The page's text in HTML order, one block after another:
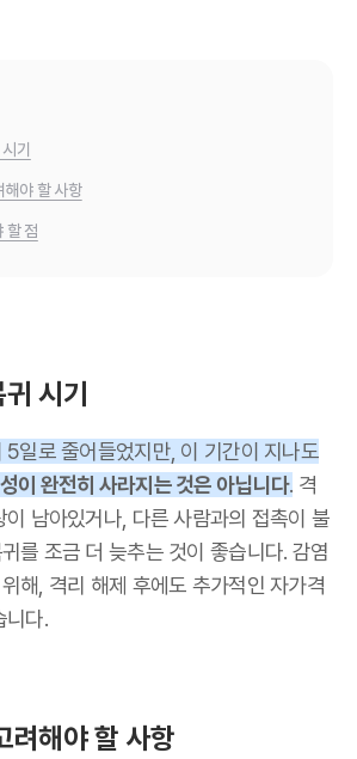
기
해야 할 사항
할 점
시기
5일로 줄어들었지만, 이 기간이 지나도
이 완전히 사라지는 것은 아닙니다. 격
이 남아있거나, 다른 사람과의 접촉이 불
를 조금 더 늦추는 것이 좋습니다. 감염
해, 격리 해제 후에도 추가적인 자가격
니다.
려해야 할 사항